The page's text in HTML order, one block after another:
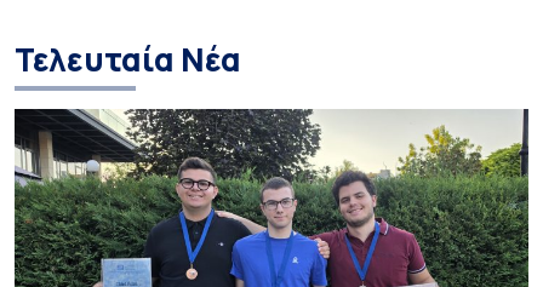
Τελευταία Νέα